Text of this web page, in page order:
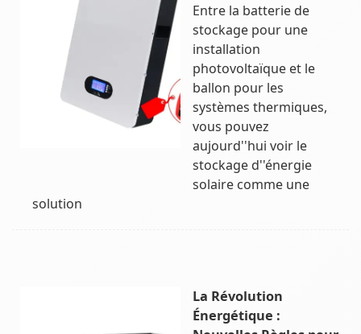
Entre la batterie de
stockage pour une
installation
photovoltaïque et le
ballon pour les
systèmes thermiques,
vous pouvez
aujourd''hui voir le
stockage d''énergie
solaire comme une
solution
La Révolution
Énergétique :